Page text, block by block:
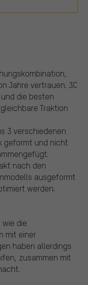
Jahre vertrauen. 3C
die besten
Traktion
3 verschiedenen
geformt und nicht
nach den
ausgeformt
werden.
die
mit einer
haben allerdings
zusammen mit